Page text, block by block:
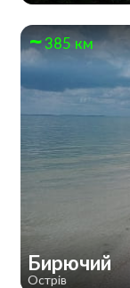
385 км
Бирючий
Острів